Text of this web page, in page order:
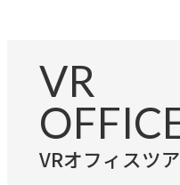
VR
VRオフィスツ